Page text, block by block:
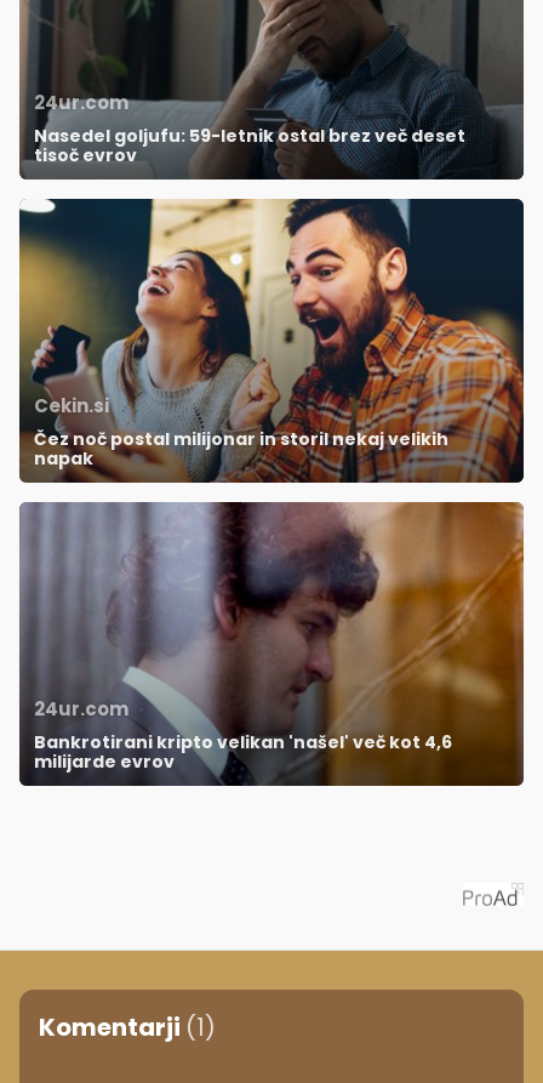
24ur.com
Nasedel goljufu: 59-letnik ostal brez več deset
tisoč evrov
Cekin.si
Čez noč postal milijonar in storil nekaj velikih
napak
24ur.com
Bankrotirani kripto velikan 'našel' več kot 4,6
milijarde evrov
Komentarji (1)